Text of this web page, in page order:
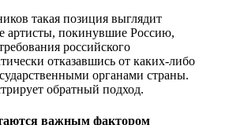
такая позиция выглядит
артисты, покинувшие Россию,
российского
отказавшись от каких-либо
органами страны.
обратный подход.
важным фактором